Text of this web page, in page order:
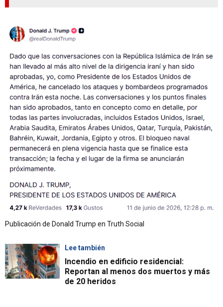
Publicación de Donald Trump en Truth Social
Lee también
Incendio en edificio residencial:
Reportan al menos dos muertos y más
de 20 heridos